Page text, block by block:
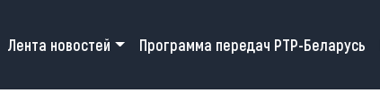
Main navigation
Лента новостей Программа передач РТР-Беларусь